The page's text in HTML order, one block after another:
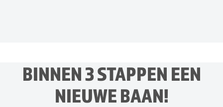
BINNEN 3 STAPPEN EEN
NIEUWE BAAN!